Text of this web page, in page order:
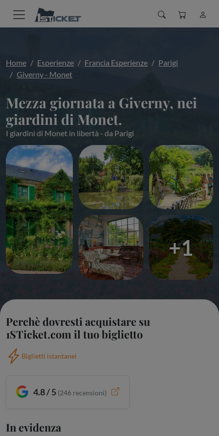
Home Esperienze Francia Esperienze
Parigi
Giverny - Monet
Mezza giornata a Giverny, nei
giardini di Monet.
I giardini di Monet in libertà - da Parigi
+1
Perchè dovresti acquistare su
1STicket.com il tuo biglietto
Biglietti istantanei
4.8 / 5 (246 recensioni)
In evidenza